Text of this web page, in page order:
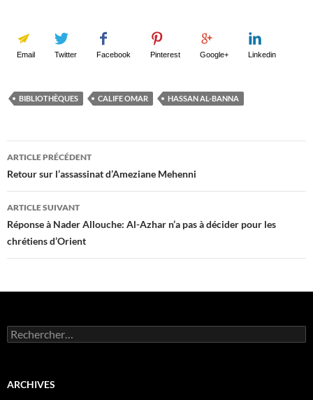
Email Twitter Facebook Pinterest Google+ Linkedin
BIBLIOTHÈQUES CALIFE OMAR HASSAN AL-BANNA
Navigation
des
articles
ARTICLE PRÉCÉDENT
Retour sur l’assassinat d’Ameziane Mehenni
ARTICLE SUIVANT
Réponse à Nader Allouche: Al-Azhar n’a pas à décider pour les
chrétiens d’Orient
Rechercher :
ARCHIVES